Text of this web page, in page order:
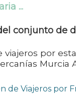
...
conjunto de
viajeros por
Murcia
de Viajeros por